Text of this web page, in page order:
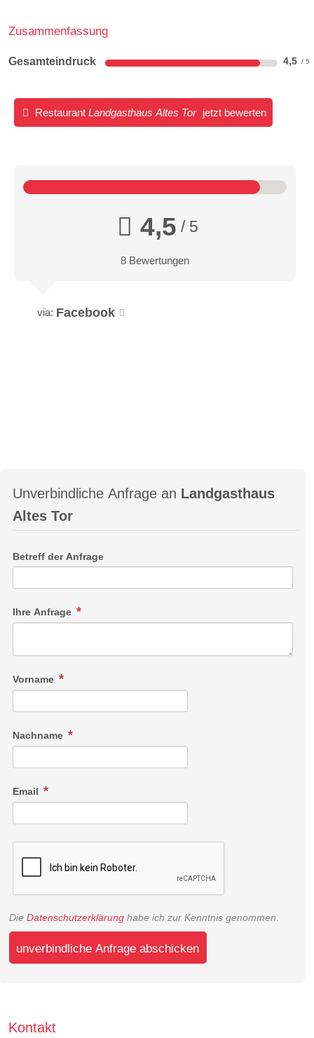
Zusammenfassung
Gesamteindruck 4,5
Restaurant Landgasthaus Altes Tor jetzt bewerten
4,5 / 5
8 Bewertungen
via: Facebook
Unverbindliche Anfrage an Landgasthaus
Altes Tor
Betreff der Anfrage
Ihre Anfrage
Vorname
Nachname
Email
Die Datenschutzerklärung habe ich zur Kenntnis genommen.
unverbindliche Anfrage abschicken
Kontakt